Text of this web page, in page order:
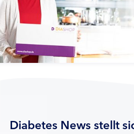
Diabetes News stellt